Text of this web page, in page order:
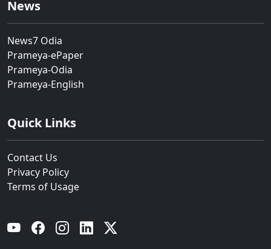
News
News7 Odia
Prameya-ePaper
Prameya-Odia
Prameya-English
Quick Links
Contact Us
Privacy Policy
Terms of Usage
YouTube Facebook Instagram Linkedin